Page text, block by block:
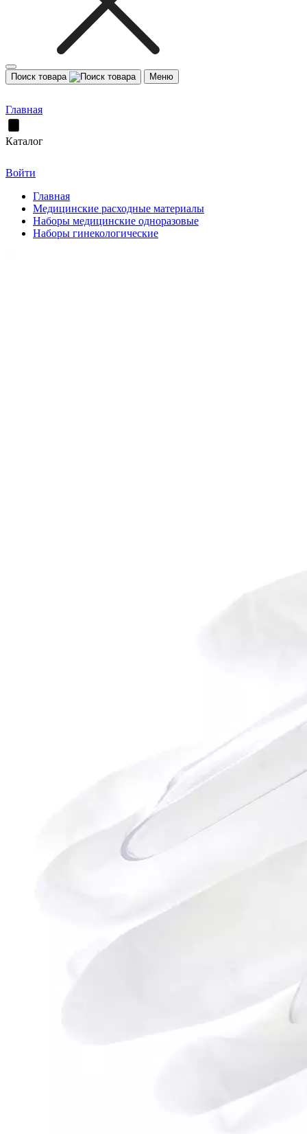
Поиск товара Меню
Главная
Каталог
Войти
Главная
Медицинские расходные материалы
Наборы медицинские одноразовые
Наборы гинекологические